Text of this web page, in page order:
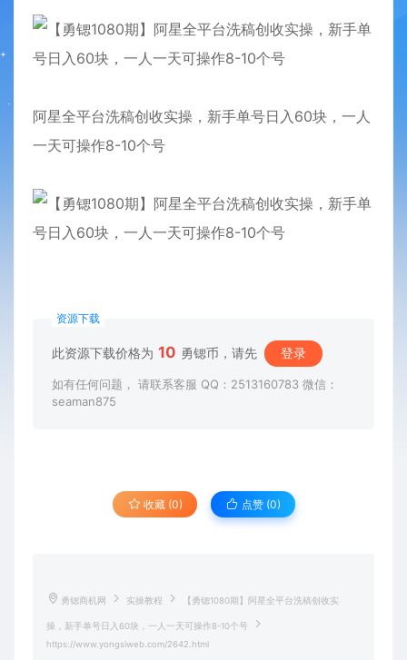
阿星全平台洗稿创收实操，新手单号日入60块，一人
一天可操作8-10个号
资源下载
此资源下载价格为 10 勇锶币，请先 登录
如有任何问题， 请联系客服 QQ：2513160783 微信：
seaman875
收藏 (0) 点赞 (0)
勇锶商机网 实操教程 【勇锶1080期】阿星全平台洗稿创收实
操，新手单号日入60块，一人一天可操作8-10个号
https://www.yongsiweb.com/2642.html